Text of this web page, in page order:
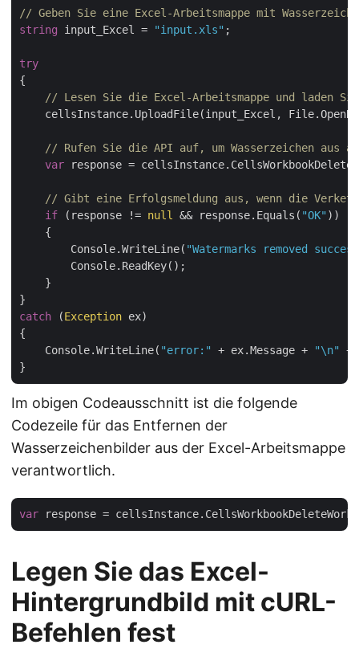
// Geben Sie eine Excel-Arbeitsmappe mit
string input_Excel = "input.xls" ;
try
{
// Lesen Sie die Excel-Arbeitsmappe und laden
cellsInstance.UploadFile(input_Excel,
// Rufen Sie die API auf, um Wasserzeichen aus
var response =
// Gibt eine Erfolgsmeldung aus, wenn die
if (response != null && response.Equals( "OK" ))
    {
        Console.WriteLine(
"Watermarks removed
        Console.ReadKey();
    }
catch (Exception ex)
{
    Console.WriteLine(
"error:" + ex.Message + "\n"
+
Im obigen Codeausschnitt ist die folgende
Codezeile für das Entfernen der
Wasserzeichenbilder aus der Excel-Arbeitsmappe
verantwortlich.
var response =
Legen Sie das Excel-
Hintergrundbild mit cURL-
Befehlen fest